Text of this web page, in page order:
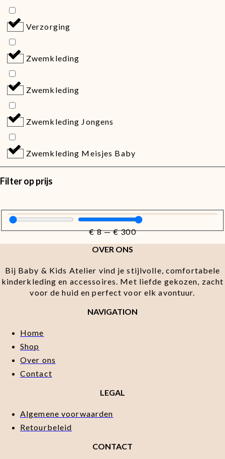
Verzorging
Zwemkleding
Zwemkleding
Zwemkleding Jongens
Zwemkleding Meisjes Baby
Filter op prijs
€ 8—€ 300
OVER ONS
Bij Baby & Kids Atelier vind je stijlvolle, comfortabele
kinderkleding en accessoires. Met liefde gekozen, zacht
voor de huid en perfect voor elk avontuur.
NAVIGATION
Home
Shop
Over ons
Contact
LEGAL
Algemene voorwaarden
Retourbeleid
CONTACT